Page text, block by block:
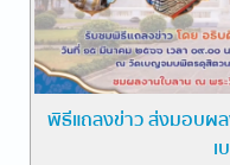
พิธีแถลงข่าว ส่งมอบผ